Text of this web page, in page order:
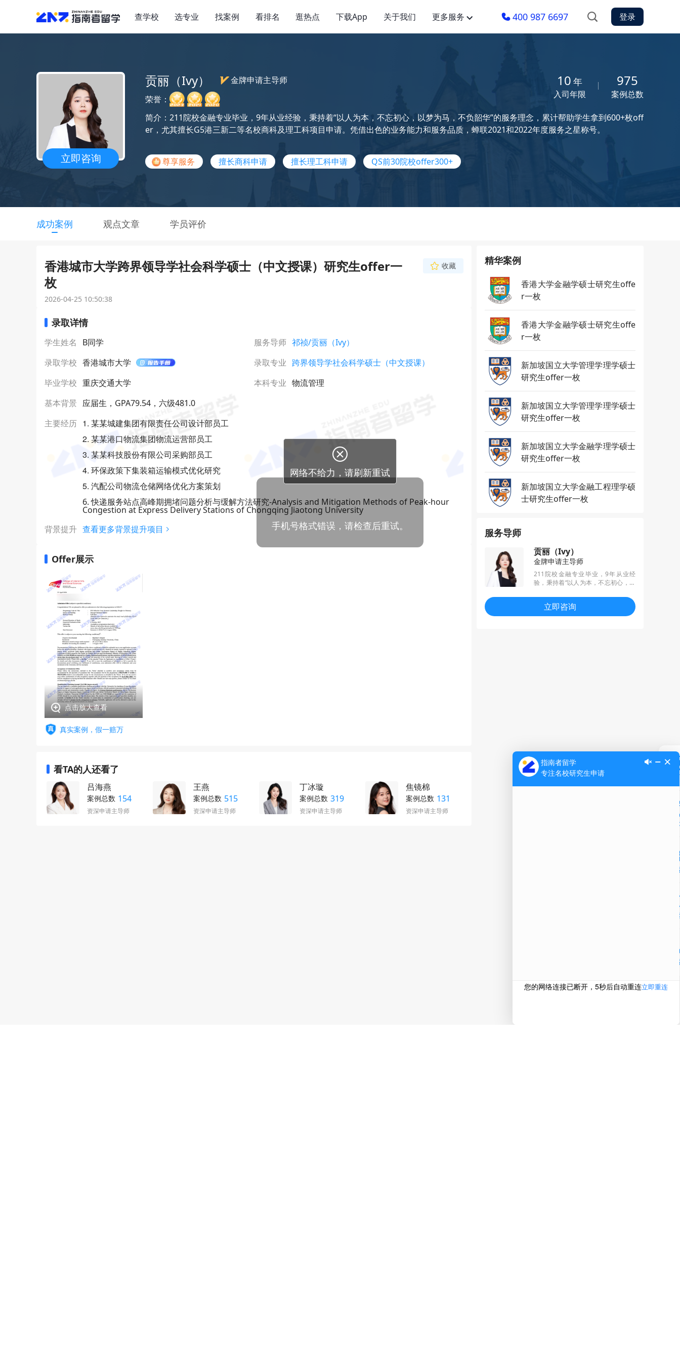
查学校 选专业 找案例 看排名 逛热点 下载App 关于我们 更多服务 400 987 6697 登录
立即咨询
贡丽（Ivy）
金牌申请主导师
荣誉：
10 年
入司年限
975
案例总数
简介：211院校金融专业毕业，9年从业经验，秉持着“以人为本，不忘初心，以梦为马，不负韶华”的服务理念，累计帮助学生拿到600+枚off
er，尤其擅长G5港三新二等名校商科及理工科项目申请。凭借出色的业务能力和服务品质，蝉联2021和2022年度服务之星称号。
尊享服务 擅长商科申请 擅长理工科申请 QS前30院校offer300+
成功案例 观点文章 学员评价
香港城市大学跨界领导学社会科学硕士（中文授课）研究生offer一
枚
收藏
2026-04-25 10:50:38
录取详情
学生姓名 B同学 服务导师 祁祯/贡丽（Ivy）
录取学校 香港城市大学 录取专业 跨界领导学社会科学硕士（中文授课）
毕业学校 重庆交通大学 本科专业 物流管理
基本背景 应届生，GPA79.54，六级481.0
主要经历 1. 某某城建集团有限责任公司设计部员工
2. 某某港口物流集团物流运营部员工
3. 某某科技股份有限公司采购部员工
4. 环保政策下集装箱运输模式优化研究
5. 汽配公司物流仓储网络优化方案策划
6. 快递服务站点高峰期拥堵问题分析与缓解方法研究-Analysis and Mitigation Methods of Peak-hour
Congestion at Express Delivery Stations of Chongqing Jiaotong University
背景提升 查看更多背景提升项目
Offer展示
点击放大查看
真实案例，假一赔万
看TA的人还看了
吕海燕
案例总数 154
资深申请主导师
王燕
案例总数 515
资深申请主导师
丁冰璇
案例总数 319
资深申请主导师
焦镜棉
案例总数 131
资深申请主导师
精华案例
香港大学金融学硕士研究生offe
r一枚
香港大学金融学硕士研究生offe
r一枚
新加坡国立大学管理学理学硕士
研究生offer一枚
新加坡国立大学管理学理学硕士
研究生offer一枚
新加坡国立大学金融学理学硕士
研究生offer一枚
新加坡国立大学金融工程理学硕
士研究生offer一枚
服务导师
贡丽（Ivy）
金牌申请主导师
211院校金融专业毕业，9年从业经
验，秉持着“以人为本，不忘初心，以
帮助学生拿到600+枚offer，尤其擅长
G5港三新二等名校商科及理工科项目
申请。凭借出色的业务能力和服务品
立即咨询
公
微
在
电
手机号格式错误，请检查后重试。

网络不给力，请刷新重试